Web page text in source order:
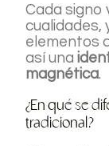
Cada signo
cualidades,
elementos
así una
magnética.
¿En qué se
tradicional?